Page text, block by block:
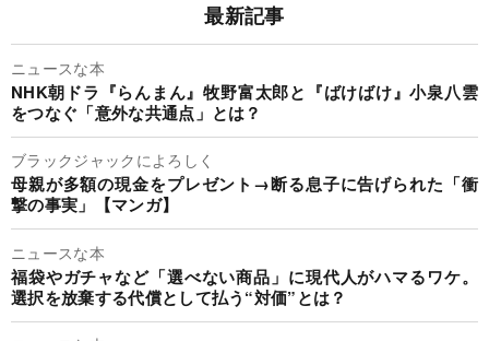
最新記事
ニュースな本
NHK朝ドラ『らんまん』牧野富太郎と『ばけばけ』小泉八雲
をつなぐ「意外な共通点」とは？
ブラックジャックによろしく
母親が多額の現金をプレゼント→断る息子に告げられた「衝
撃の事実」【マンガ】
ニュースな本
福袋やガチャなど「選べない商品」に現代人がハマるワケ。
選択を放棄する代償として払う“対価”とは？